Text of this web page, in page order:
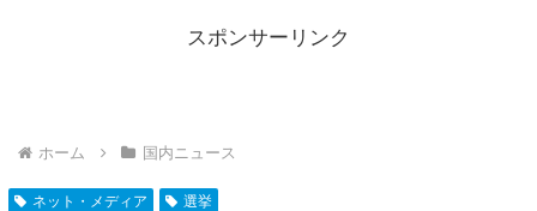
スポンサーリンク
ホーム 国内ニュース
ネット・メディア 選挙